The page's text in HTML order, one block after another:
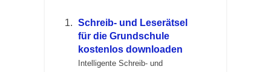
Schreib- und Leserätsel
für die Grundschule
kostenlos downloaden
Intelligente Schreib- und